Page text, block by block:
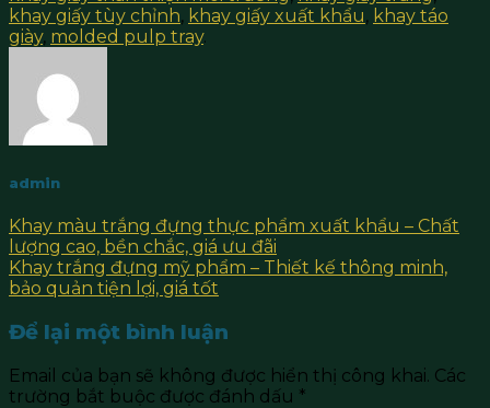
khay giấy tùy chỉnh, khay giấy xuất khẩu, khay táo
giày, molded pulp tray.
admin
Khay màu trắng đựng thực phẩm xuất khẩu – Chất
lượng cao, bền chắc, giá ưu đãi
Khay trắng đựng mỹ phẩm – Thiết kế thông minh,
bảo quản tiện lợi, giá tốt
Để lại một bình luận
Email của bạn sẽ không được hiển thị công khai. Các
trường bắt buộc được đánh dấu *